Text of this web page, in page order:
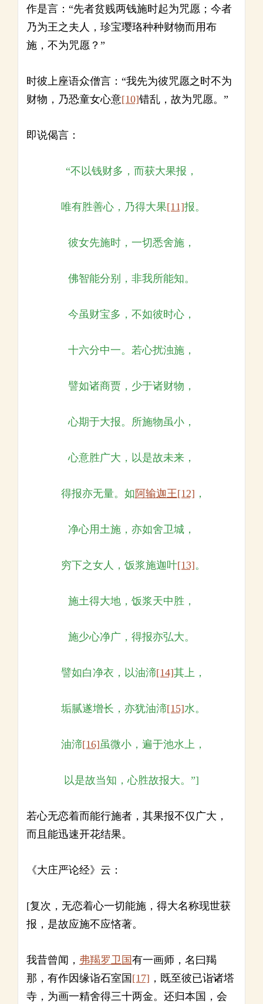
作是言：“先者贫贱两钱施时起为咒愿；今者
乃为王之夫人，珍宝璎珞种种财物而用布
施，不为咒愿？”
时彼上座语众僧言：“我先为彼咒愿之时不为
财物，乃恐童女心意[10]错乱，故为咒愿。”
即说偈言：
“不以钱财多，而获大果报，
唯有胜善心，乃得大果[11]报。
彼女先施时，一切悉舍施，
佛智能分别，非我所能知。
今虽财宝多，不如彼时心，
十六分中一。若心扰浊施，
譬如诸商贾，少于诸财物，
心期于大报。所施物虽小，
心意胜广大，以是故未来，
得报亦无量。如 阿输迦王[12] ，
净心用土施，亦如舍卫城，
穷下之女人，饭浆施迦叶[13]。
施土得大地，饭浆天中胜，
施少心净广，得报亦弘大。
譬如白净衣，以油渧[14]其上，
垢腻遂增长，亦犹油渧[15]水。
油渧[16]虽微小，遍于池水上，
以是故当知，心胜故报大。”]
若心无恋着而能行施者，其果报不仅广大，
而且能迅速开花结果。
《大庄严论经》云：
[复次，无恋着心一切能施，得大名称现世获
报，是故应施不应悋著。
我昔曾闻， 弗羯罗卫国有一画师，名曰羯
那，有作因缘诣石室国 [17] ，既至彼已诣诸塔
寺，为画一精舍得三十两金。还归本国，会